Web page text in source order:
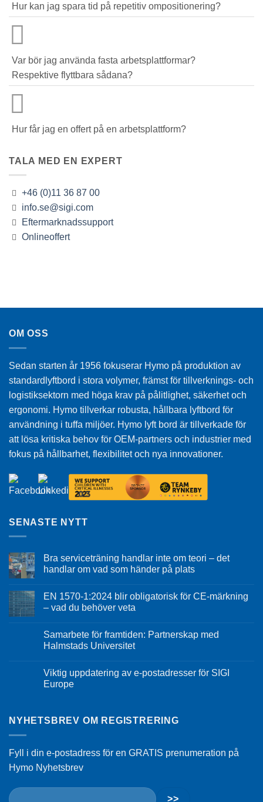
Hur kan jag spara tid på repetitiv ompositionering?
Var bör jag använda fasta arbetsplattformar?
Respektive flyttbara sådana?
Hur får jag en offert på en arbetsplattform?
TALA MED EN EXPERT
+46 (0)11 36 87 00
info.se@sigi.com
Eftermarknadssupport
Onlineoffert
OM OSS
Sedan starten år 1956 fokuserar Hymo på produktion av
standardlyftbord i stora volymer, främst för tillverknings- och
logistiksektorn med höga krav på pålitlighet, säkerhet och
ergonomi. Hymo tillverkar robusta, hållbara lyftbord för
användning i tuffa miljöer. Hymo lyft bord är tillverkade för
att lösa kritiska behov för OEM-partners och industrier med
fokus på hållbarhet, flexibilitet och nya innovationer.
SENASTE NYTT
Bra serviceträning handlar inte om teori – det
handlar om vad som händer på plats
EN 1570-1:2024 blir obligatorisk för CE-märkning
– vad du behöver veta
Samarbete för framtiden: Partnerskap med
Halmstads Universitet
Viktig uppdatering av e-postadresser för SIGI
Europe
NYHETSBREV OM REGISTRERING
Fyll i din e-postadress för en GRATIS prenumeration på
Hymo Nyhetsbrev